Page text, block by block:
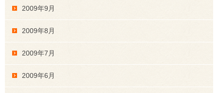
2009年9月
2009年8月
2009年7月
2009年6月